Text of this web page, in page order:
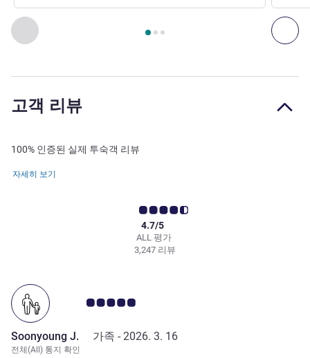
이전 - 레스토랑 다
3/ 페이지 , 레스토랑 1 : LA PATISSERIE , 레스토랑 2 : Club
고객 리뷰
100% 인증된 실제 투숙객 리뷰
자세히 보기
ALL 평가
4.7/5
3,247 리뷰
고객 평점 5.0/5
Soonyoung J. 가족 - 2026. 3. 16
전체(All) 통지 확인